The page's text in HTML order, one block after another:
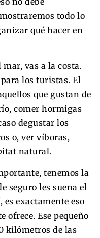
todo lo
qué hacer en
vas a la costa.
los turistas. El
que gustan de
comer hormigas
degustar los
o, ver víboras,
natural.
tenemos la
seguro les suena el
exactamente eso
ofrece. Ese pequeño
kilómetros de las